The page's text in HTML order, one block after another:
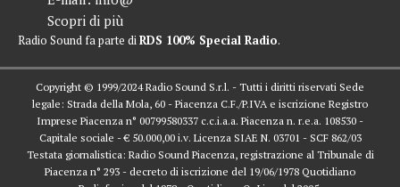
Scopri di più
Radio Sound fa parte di RDS 100% Special Radio.
Copyright © 1999/2024 Radio Sound S.r.l. - Tutti i diritti riservati Sede
legale: Strada della Mola, 60 - Piacenza C.F./P.IVA e iscrizione Registro
Imprese Piacenza n° 00799580337 c.c.i.a.a. Piacenza n. r.e.a. 108530 -
Capitale sociale - € 50.000,00 i.v. Licenza SIAE N. 03701 - SCF 862/03
Testata giornalistica: Radio Sound Piacenza, registrazione al Tribunale di
Piacenza n° 293 - decreto di iscrizione del 19/06/1978 Quotidiano